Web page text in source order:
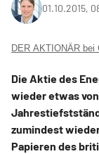
01.10.2015,
DER AKTIONÄR bei
Die Aktie des
wieder etwas
zumindest
Papieren des